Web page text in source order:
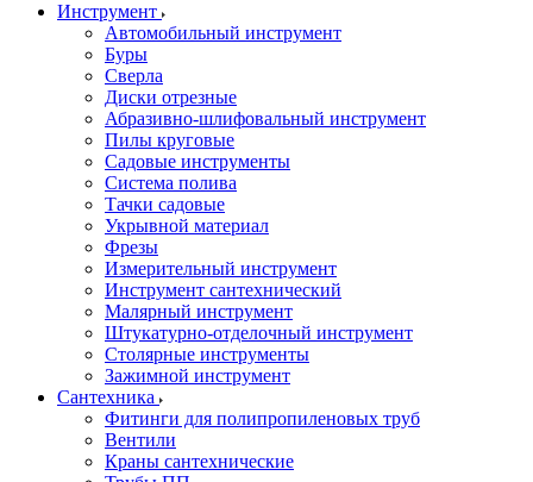
Инструмент
Автомобильный инструмент
Буры
Сверла
Диски отрезные
Абразивно-шлифовальный инструмент
Пилы круговые
Садовые инструменты
Система полива
Тачки садовые
Укрывной материал
Фрезы
Измерительный инструмент
Инструмент сантехнический
Малярный инструмент
Штукатурно-отделочный инструмент
Cтолярные инструменты
Зажимной инструмент
Сантехника
Фитинги для полипропиленовых труб
Вентили
Краны сантехнические